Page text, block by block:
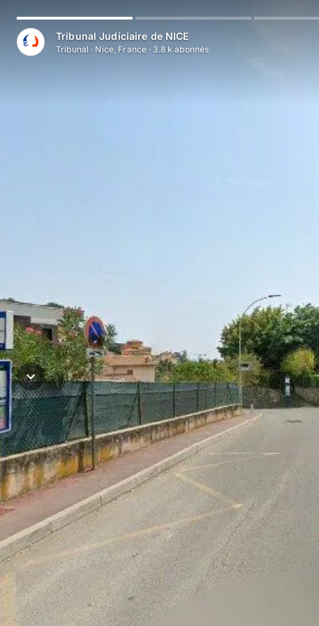
Tribunal Judiciaire de NICE
Tribunal · Nice, France · 3.8 k abonnés